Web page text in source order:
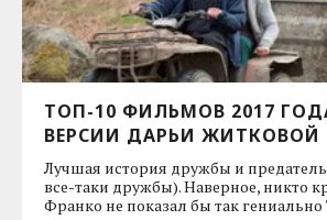
ТОП-10 ФИЛЬМОВ 2017
ВЕРСИИ ДАРЬИ ЖИТКОВОЙ
Лучшая история дружбы и
все-таки дружбы). Наверное, никто
Франко не показал бы так